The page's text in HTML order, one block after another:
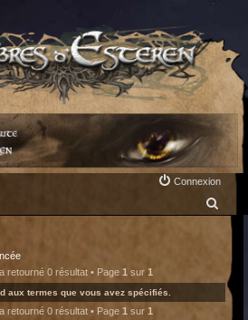
Connexion
retourné 0 résultat • Page 1 sur 1
aux termes que vous avez spécifiés.
retourné 0 résultat • Page 1 sur 1